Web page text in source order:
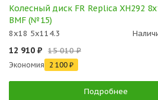
Колесный диск FR Replica XH292
BMF (№15)
8x18 5x114.3
12 910 ₽ 15 010 ₽
Экономия 2 100 ₽
Подробнее